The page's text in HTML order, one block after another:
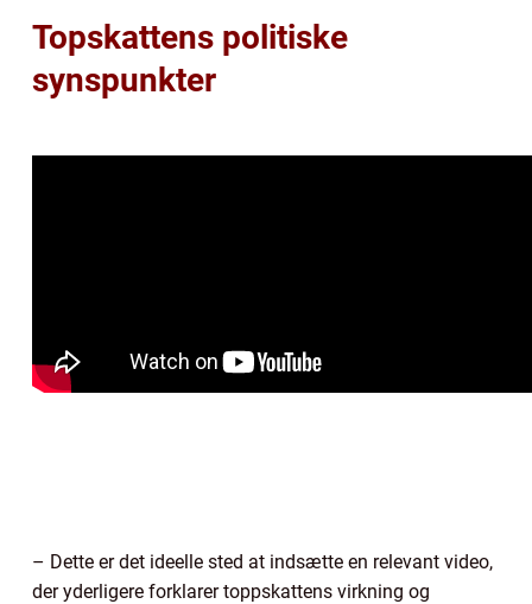
Topskattens politiske
synspunkter
– Dette er det ideelle sted at indsætte en relevant video,
der yderligere forklarer toppskattens virkning og